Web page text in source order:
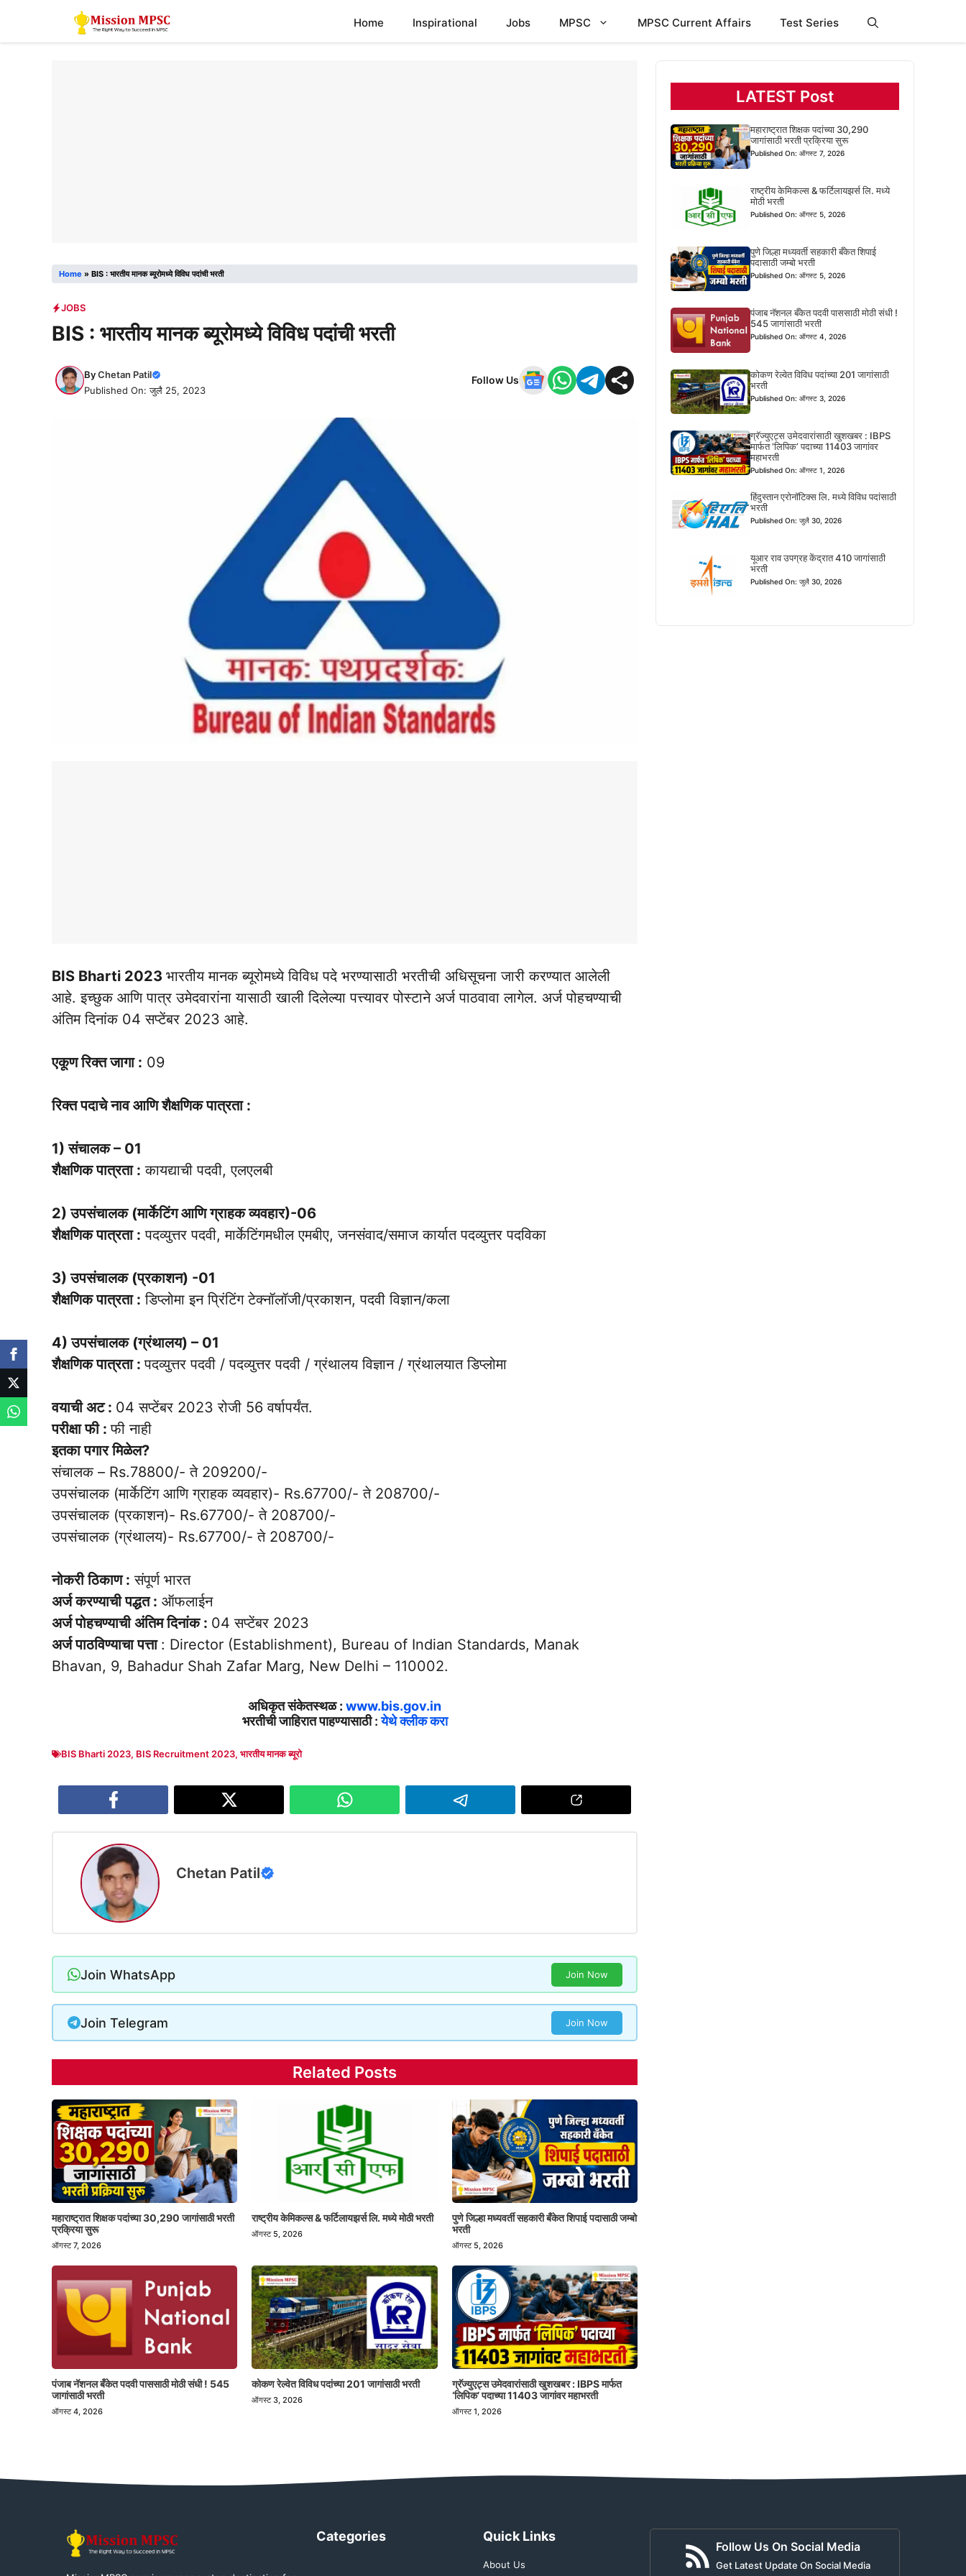
Home Inspirational Jobs MPSC MPSC Current Affairs Test Series
Home » BIS : भारतीय मानक ब्यूरोमध्ये विविध पदांची भरती
JOBS
BIS : भारतीय मानक ब्यूरोमध्ये विविध पदांची भरती
ByChetan Patil
Published On: जुलै 25, 2023
Follow Us
BIS Bharti 2023 भारतीय मानक ब्यूरोमध्ये विविध पदे भरण्यासाठी भरतीची अधिसूचना जारी करण्यात आलेली
आहे. इच्छुक आणि पात्र उमेदवारांना यासाठी खाली दिलेल्या पत्त्यावर पोस्टाने अर्ज पाठवावा लागेल. अर्ज पोहचण्याची
अंतिम दिनांक 04 सप्टेंबर 2023 आहे.
एकूण रिक्त जागा : 09
रिक्त पदाचे नाव आणि शैक्षणिक पात्रता :
1) संचालक – 01
शैक्षणिक पात्रता : कायद्याची पदवी, एलएलबी
2) उपसंचालक (मार्केटिंग आणि ग्राहक व्यवहार)-06
शैक्षणिक पात्रता : पदव्युत्तर पदवी, मार्केटिंगमधील एमबीए, जनसंवाद/समाज कार्यात पदव्युत्तर पदविका
3) उपसंचालक (प्रकाशन) -01
शैक्षणिक पात्रता : डिप्लोमा इन प्रिंटिंग टेक्नॉलॉजी/प्रकाशन, पदवी विज्ञान/कला
4) उपसंचालक (ग्रंथालय) – 01
शैक्षणिक पात्रता :पदव्युत्तर पदवी / पदव्युत्तर पदवी / ग्रंथालय विज्ञान / ग्रंथालयात डिप्लोमा
वयाची अट : 04 सप्टेंबर 2023 रोजी 56 वर्षापर्यंत.
परीक्षा फी :फी नाही
इतका पगार मिळेल?
संचालक – Rs.78800/- ते 209200/-
उपसंचालक (मार्केटिंग आणि ग्राहक व्यवहार)- Rs.67700/- ते 208700/-
उपसंचालक (प्रकाशन)- Rs.67700/- ते 208700/-
उपसंचालक (ग्रंथालय)- Rs.67700/- ते 208700/-
नोकरी ठिकाण : संपूर्ण भारत
अर्ज करण्याची पद्धत : ऑफलाईन
अर्ज पोहचण्याची अंतिम दिनांक : 04 सप्टेंबर 2023
अर्ज पाठविण्याचा पत्ता : Director (Establishment), Bureau of Indian Standards, Manak
Bhavan, 9, Bahadur Shah Zafar Marg, New Delhi – 110002.
अधिकृत संकेतस्थळ : www.bis.gov.in
भरतीची जाहिरात पाहण्यासाठी :येथे क्लीक करा
BIS Bharti 2023, BIS Recruitment 2023, भारतीय मानक ब्यूरो
Chetan Patil
Join WhatsApp Join Now
Join Telegram Join Now
Related Posts
महाराष्ट्रात शिक्षक पदांच्या 30,290 जागांसाठी भरती
प्रक्रिया सुरू
ऑगस्ट 7, 2026
राष्ट्रीय केमिकल्स & फर्टिलायझर्स लि. मध्ये मोठी भरती
ऑगस्ट 5, 2026
पुणे जिल्हा मध्यवर्ती सहकारी बँकेत शिपाई पदासाठी जम्बो
भरती
ऑगस्ट 5, 2026
पंजाब नॅशनल बँकेत पदवी पाससाठी मोठी संधी ! 545
जागांसाठी भरती
ऑगस्ट 4, 2026
कोकण रेल्वेत विविध पदांच्या 201 जागांसाठी भरती
ऑगस्ट 3, 2026
ग्रॅज्युएट्स उमेदवारांसाठी खुशखबर : IBPS मार्फत
‘लिपिक’ पदाच्या 11403 जागांवर महाभरती
ऑगस्ट 1, 2026
LATEST Post
महाराष्ट्रात शिक्षक पदांच्या 30,290
जागांसाठी भरती प्रक्रिया सुरू
Published On: ऑगस्ट 7, 2026
राष्ट्रीय केमिकल्स & फर्टिलायझर्स लि. मध्ये
मोठी भरती
Published On: ऑगस्ट 5, 2026
पुणे जिल्हा मध्यवर्ती सहकारी बँकेत शिपाई
पदासाठी जम्बो भरती
Published On: ऑगस्ट 5, 2026
पंजाब नॅशनल बँकेत पदवी पाससाठी मोठी संधी !
545 जागांसाठी भरती
Published On: ऑगस्ट 4, 2026
कोकण रेल्वेत विविध पदांच्या 201 जागांसाठी
भरती
Published On: ऑगस्ट 3, 2026
ग्रॅज्युएट्स उमेदवारांसाठी खुशखबर : IBPS
मार्फत ‘लिपिक’ पदाच्या 11403 जागांवर
महाभरती
Published On: ऑगस्ट 1, 2026
हिंदुस्तान एरोनॉटिक्स लि. मध्ये विविध पदांसाठी
भरती
Published On: जुलै 30, 2026
यूआर राव उपग्रह केंद्रात 410 जागांसाठी
भरती
Published On: जुलै 30, 2026
Categories Quick Links
About Us
Follow Us On Social Media
Get Latest Update On Social Media